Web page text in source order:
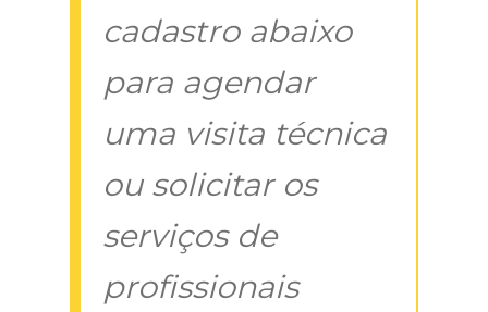
cadastro abaixo
para agendar
uma visita técnica
ou solicitar os
serviços de
profissionais